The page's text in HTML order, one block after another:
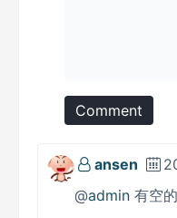
Comment
ansen
@admin 有空